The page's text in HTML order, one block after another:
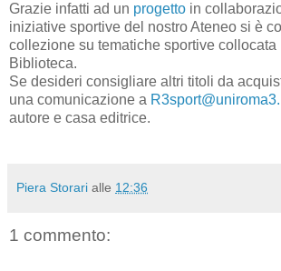
Grazie infatti ad un progetto in
iniziative sportive del nostro Ateneo si è
collezione su tematiche sportive collocata
Biblioteca.
Se desideri consigliare altri titoli da
una comunicazione a
autore e casa editrice.
Piera Storari alle 12:36
1 commento: